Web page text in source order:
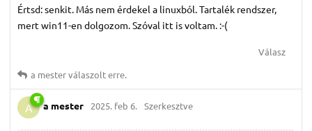
Értsd: senkit. Más nem érdekel a linuxból. Tartalék rendszer,
mert win11-en dolgozom. Szóval itt is voltam. :-(
Válasz
a mesterválaszolt erre.
A a mester 2025. feb 6. Szerkesztve